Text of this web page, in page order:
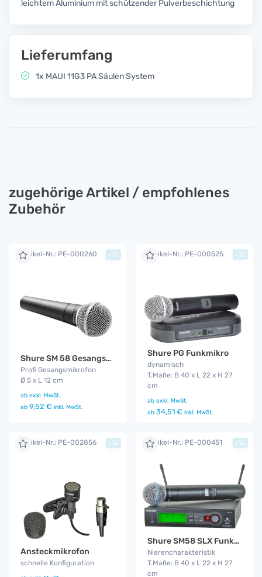
leichtem Aluminium mit schützender Pulverbeschichtung
Lieferumfang
1x MAUI 11G3 PA Säulen System
zugehörige Artikel / empfohlenes
Zubehör
Artikel-Nr.: PE-000260
Shure SM 58 Gesangsmikrofon
Profi Gesangsmikrofon
Ø 5 x L 12 cm
ab exkl. MwSt.
ab 9,52 € inkl. MwSt.
+ Artikel-Nr.: PE-000525
Shure PG Funkmikro
dynamisch
T.Maße: B 40 x L 22 x H 27
cm
ab exkl. MwSt.
ab 34,51 € inkl. MwSt.
+
Artikel-Nr.: PE-002856
Ansteckmikrofon
schnelle Konfiguration
+ Artikel-Nr.: PE-000451
Shure SM58 SLX Funkmikro
Nierencharakteristik
T.Maße: B 40 x L 22 x H 27
cm
+